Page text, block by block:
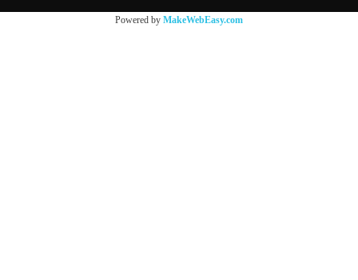
Powered by MakeWebEasy.com